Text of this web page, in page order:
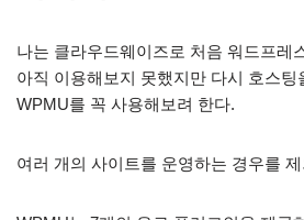
나는 클라우드웨이즈로 처음 워드프레
아직 이용해보지 못했지만 다시 호스팅
WPMU를 꼭 사용해보려 한다.
여러 개의 사이트를 운영하는 경우를